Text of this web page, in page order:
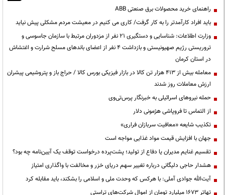
راهنمای خرید محصولات برق صنعتی ABB
باید افراد کارآمدتر را به کار گرفت/ کاری می کنیم در معیشت مردم مشکلی پیش نیاید
وزارت اطلاعات: شناسایی و دستگیری ۲۱ نفر از مزدوران مرتبط با سازمان جاسوسی و
تروریستی رژیم صهیونیستی و بازداشت ۴ نفر از اعضای باندهای مسلح شرارت و اغتشاش
در استان کرمان
معامله بیش از ۴۱۳ هزار تن کالا در بازار فیزیکی بورس کالا / حراج باز و پتروشیمی پیشران
ارزش معاملات روز شدند
حمله نیروهای اسرائیلی به خبرنگار پرس‌تی‌وی
از التماس تا فروپاشی هژمونی دلار
تکذیب شایعه «معافیت سربازان فراری»
جهان با افزایش قیمت مواد غذایی مواجه است
تقسیم غنایم مدیران یا دفاع از تولید؛ پشت‌پرده درخواست توقف یک آیین‌نامه چه بود؟
هشدار حاجی دلیگانی درباره تغییر سهم دریای خزر و مخالفت با واگذاری امتیاز
آیت‌الله جوادی آملی: با هرکس که وحدت ملی و اسلامی را بشکند، باید مقابله کرد
تهاتر ۱۶۷۳ میلیارد تومان از اموال شرکت‌های تراستی